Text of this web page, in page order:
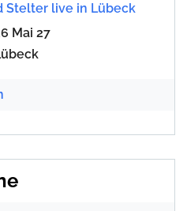
Stelter live in Lübeck
Mai 27